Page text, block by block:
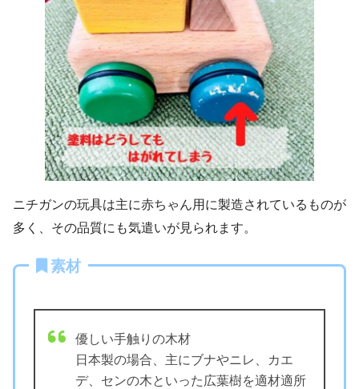
ニチガンの玩具は主に赤ちゃん用に製造されているものが
多く、その品質にも気遣いが見られます。
素材
優しい手触りの木材
日本製の場合、主にブナやニレ、カエ
デ、センの木といった広葉樹を適材適所